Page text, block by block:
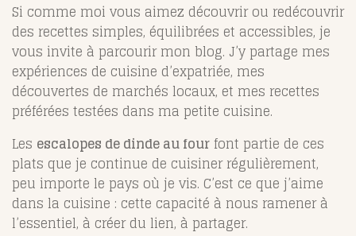
Si comme moi vous aimez découvrir ou redécouvrir
des recettes simples, équilibrées et accessibles, je
vous invite à parcourir mon blog. J’y partage mes
expériences de cuisine d’expatriée, mes
découvertes de marchés locaux, et mes recettes
préférées testées dans ma petite cuisine.
Les escalopes de dinde au fourfont partie de ces
plats que je continue de cuisiner régulièrement,
peu importe le pays où je vis. C’est ce que j’aime
dans la cuisine : cette capacité à nous ramener à
l’essentiel, à créer du lien, à partager.